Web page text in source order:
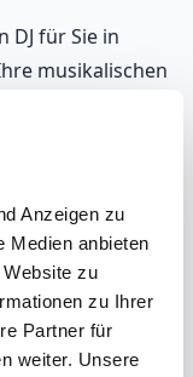
Anzeigen zu
Medien anbieten
zu
zu Ihrer
Partner für
weiter. Unsere
DJ für Sie in
musikalischen
in
Fall,
Erhalten Sie